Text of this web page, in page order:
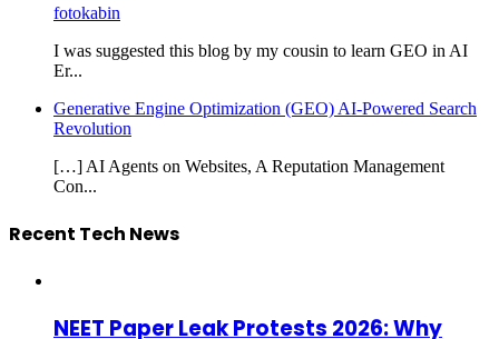
fotokabin
I was suggested this blog by my cousin to learn GEO in AI
Er...
Generative Engine Optimization (GEO) AI-Powered Search
Revolution
[…] AI Agents on Websites, A Reputation Management
Con...
Recent Tech News
NEET Paper Leak Protests 2026: Why